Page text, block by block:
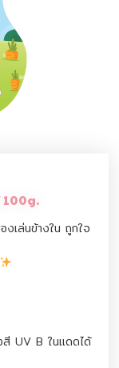
100g.
เล่นข้างใน ถูกใจ
สี UV B ในแดดได้